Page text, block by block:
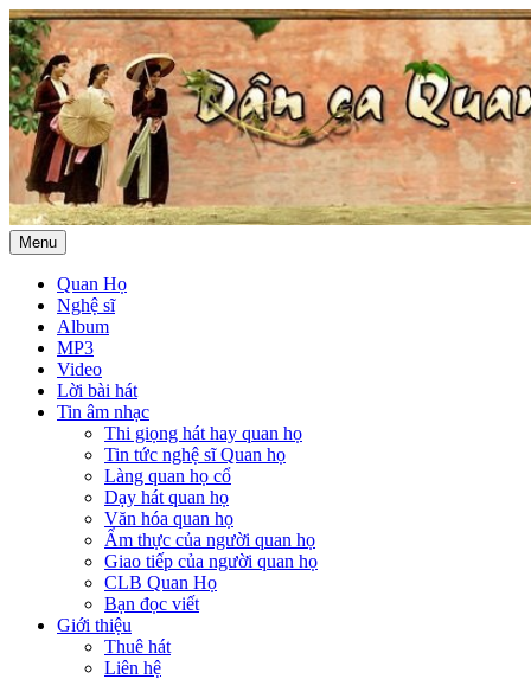
Menu
Quan Họ
Nghệ sĩ
Album
MP3
Video
Lời bài hát
Tin âm nhạc
Thi giọng hát hay quan họ
Tin tức nghệ sĩ Quan họ
Làng quan họ cổ
Dạy hát quan họ
Văn hóa quan họ
Ẩm thực của người quan họ
Giao tiếp của người quan họ
CLB Quan Họ
Bạn đọc viết
Giới thiệu
Thuê hát
Liên hệ